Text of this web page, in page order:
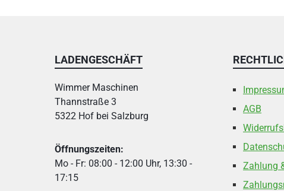
LADENGESCHÄFT
Wimmer Maschinen
Thannstraße 3
5322 Hof bei Salzburg
Öffnungszeiten:
Mo - Fr: 08:00 - 12:00 Uhr, 13:30 -
17:15
AGB
Zahlung